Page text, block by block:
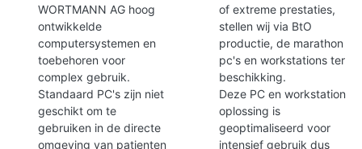
WORTMANN AG hoog
ontwikkelde
computersystemen en
toebehoren voor
complex gebruik.
Standaard PC's zijn niet
geschikt om te
gebruiken in de directe
omgeving van patienten
of extreme prestaties,
stellen wij via BtO
productie, de marathon
pc's en workstations ter
beschikking.
Deze PC en workstation
oplossing is
geoptimaliseerd voor
intensief gebruik dus